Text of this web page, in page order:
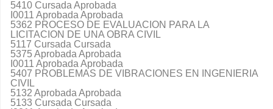
5410 Cursada Aprobada
I0011 Aprobada Aprobada
5362 PROCESO DE EVALUACION PARA LA
LICITACION DE UNA OBRA CIVIL
5117 Cursada Cursada
5375 Aprobada Aprobada
I0011 Aprobada Aprobada
5407 PROBLEMAS DE VIBRACIONES EN INGENIERIA
CIVIL
5132 Aprobada Aprobada
5133 Cursada Cursada